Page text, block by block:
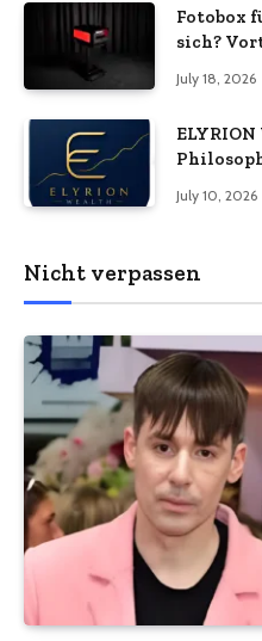
Fotobox
sich?
July 18, 2026
July 10, 2026
Nicht verpassen